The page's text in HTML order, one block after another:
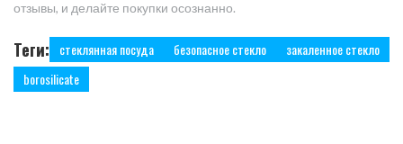
отзывы, и делайте покупки осознанно.
Теги: стеклянная посуда безопасное стекло
закаленное стекло
borosilicate